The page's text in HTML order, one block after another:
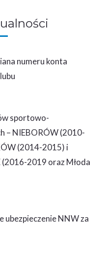
numeru konta
sportowo-
– NIEBORÓW (2010-
(2014-2015) i
(2016-2019 oraz Młoda
ubezpieczenie NNW za